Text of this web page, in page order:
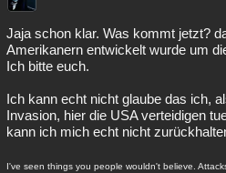
Astronomie Helpdesk Gruppen
Musik Clash
Besucht Teilgenommen Alle
Jaja schon klar. Was kommt jetzt?
Amerikanern entwickelt wurde um
Ich bitte euch.
Ich kann echt nicht glaube das ich,
Invasion, hier die USA verteidigen
kann ich mich echt nicht
I've seen things you people wouldn't believe.